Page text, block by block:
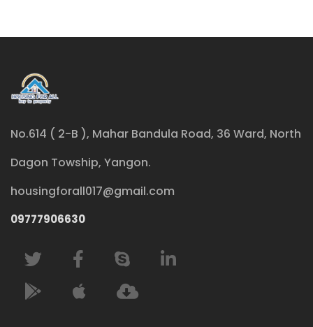
No.614 ( 2-B ), Mahar Bandula Road, 36 Ward, North
Dagon Towship, Yangon.
housingforall017@gmail.com
09777906630